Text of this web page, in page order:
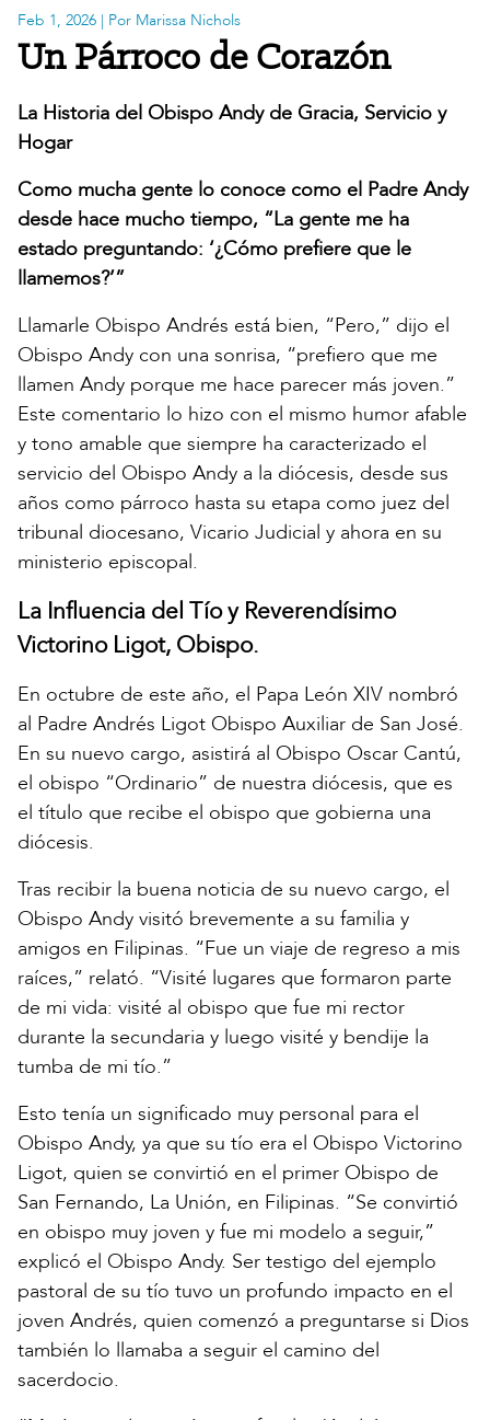
Feb 1, 2026 | Por Marissa Nichols
Un Párroco de Corazón
La Historia del Obispo Andy de Gracia, Servicio y
Hogar
Como mucha gente lo conoce como el Padre Andy
desde hace mucho tiempo, “La gente me ha
estado preguntando: ‘¿Cómo prefiere que le
llamemos?’”
Llamarle Obispo Andrés está bien, “Pero,” dijo el
Obispo Andy con una sonrisa, “prefiero que me
llamen Andy porque me hace parecer más joven.”
Este comentario lo hizo con el mismo humor afable
y tono amable que siempre ha caracterizado el
servicio del Obispo Andy a la diócesis, desde sus
años como párroco hasta su etapa como juez del
tribunal diocesano, Vicario Judicial y ahora en su
ministerio episcopal.
La Influencia del Tío y Reverendísimo
Victorino Ligot, Obispo.
En octubre de este año, el Papa León XIV nombró
al Padre Andrés Ligot Obispo Auxiliar de San José.
En su nuevo cargo, asistirá al Obispo Oscar Cantú,
el obispo “Ordinario” de nuestra diócesis, que es
el título que recibe el obispo que gobierna una
diócesis.
Tras recibir la buena noticia de su nuevo cargo, el
Obispo Andy visitó brevemente a su familia y
amigos en Filipinas. “Fue un viaje de regreso a mis
raíces,” relató. “Visité lugares que formaron parte
de mi vida: visité al obispo que fue mi rector
durante la secundaria y luego visité y bendije la
tumba de mi tío.”
Esto tenía un significado muy personal para el
Obispo Andy, ya que su tío era el Obispo Victorino
Ligot, quien se convirtió en el primer Obispo de
San Fernando, La Unión, en Filipinas. “Se convirtió
en obispo muy joven y fue mi modelo a seguir,”
explicó el Obispo Andy. Ser testigo del ejemplo
pastoral de su tío tuvo un profundo impacto en el
joven Andrés, quien comenzó a preguntarse si Dios
también lo llamaba a seguir el camino del
sacerdocio.